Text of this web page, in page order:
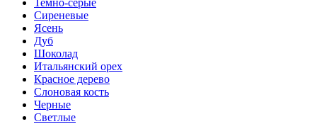
Темно-серые
Сиреневые
Ясень
Дуб
Шоколад
Итальянский орех
Красное дерево
Слоновая кость
Черные
Светлые